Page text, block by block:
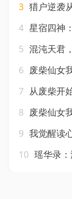
3 猎户逆袭
4 星宿四神：
5 混沌天君，
6 废柴仙女我
7 从废柴开
8 废柴仙女我
9 我觉醒读心神通，携手
10 瑶华录：满级